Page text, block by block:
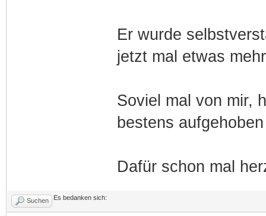
Er wurde
jetzt mal etwas
Soviel mal von mir,
bestens
Dafür schon mal
Suchen Es bedanken sich: